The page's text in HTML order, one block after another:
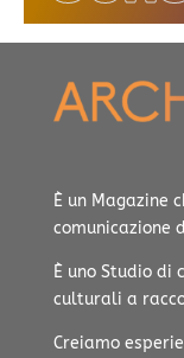
È un Magazine
comunicazione
È uno Studio di
culturali a
Creiamo